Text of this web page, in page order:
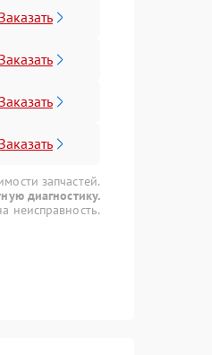
запчастей.
диагностику.
неисправность.